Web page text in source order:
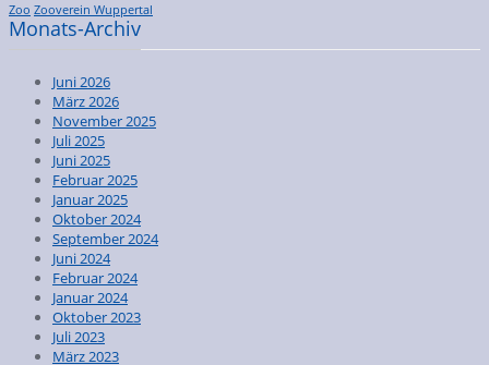
Zoo Zooverein Wuppertal
Monats-Archiv
Juni 2026
März 2026
November 2025
Juli 2025
Juni 2025
Februar 2025
Januar 2025
Oktober 2024
September 2024
Juni 2024
Februar 2024
Januar 2024
Oktober 2023
Juli 2023
März 2023